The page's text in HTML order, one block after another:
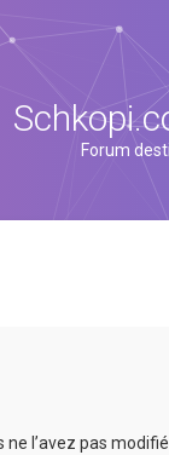
Forum
l’avez pas